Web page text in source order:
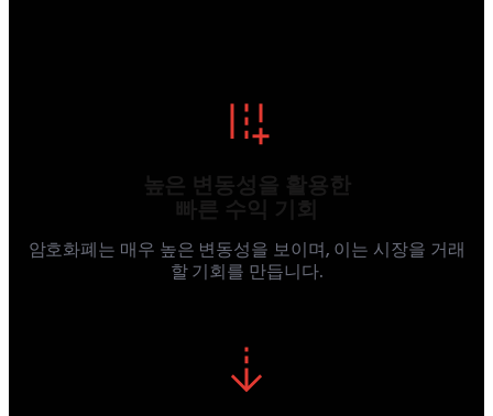
높은 변동성을 활용한
빠른 수익 기회
암호화폐는 매우 높은 변동성을 보이며, 이는 시장을 거래
할 기회를 만듭니다.